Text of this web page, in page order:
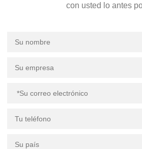
con usted lo antes